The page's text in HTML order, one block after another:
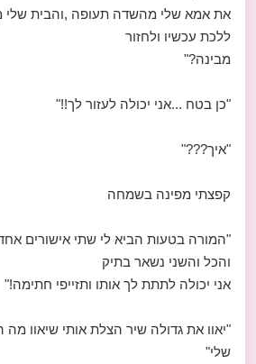
את אמא שלי מהשדה תעופה ,והבית שלי
ללכת עכשיו ולחזור
מבינה?"
"כן בטח ...אני יכולה לעזור לך!!"
"איך???"
קפצתי מפינה בשמחה
"המורה בטעות הביא לי שתי אישורים
והכל והשני נשאר בתיק
אני יכולה לתתת לך אותו ותזייפי חתימה!"
"יאוו את גדולה שיר הצלת אותי שיאוו מה
שלי"